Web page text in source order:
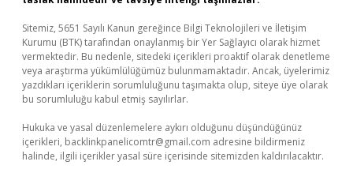
Sitemiz, 5651 Sayılı Kanun gereğince Bilgi Teknolojileri ve İletişim
Kurumu (BTK) tarafından onaylanmış bir Yer Sağlayıcı olarak hizmet
vermektedir. Bu nedenle, sitedeki içerikleri proaktif olarak denetleme
veya araştırma yükümlülüğümüz bulunmamaktadır. Ancak, üyelerimiz
yazdıkları içeriklerin sorumluluğunu taşımakta olup, siteye üye olarak
bu sorumluluğu kabul etmiş sayılırlar.
Hukuka ve yasal düzenlemelere aykırı olduğunu düşündüğünüz
içerikleri, backlinkpanelicomtr@gmail.com adresine bildirmeniz
halinde, ilgili içerikler yasal süre içerisinde sitemizden kaldırılacaktır.